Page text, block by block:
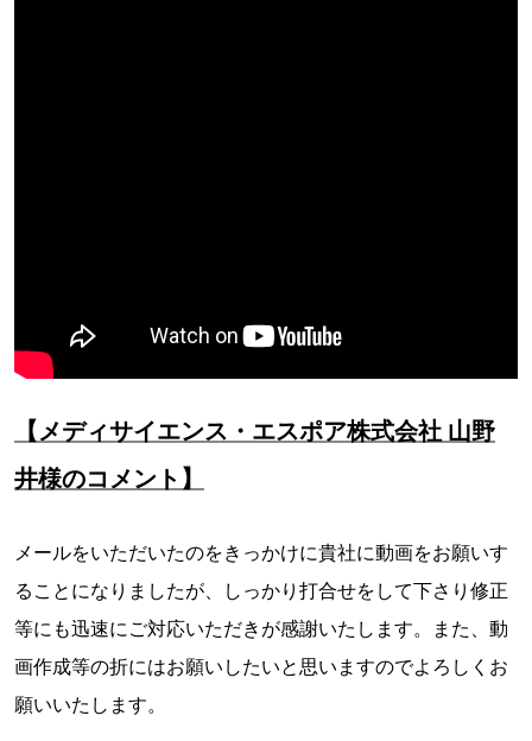
【メディサイエンス・エスポア株式会社 山野
井様のコメント】
メールをいただいたのをきっかけに貴社に動画をお願いす
ることになりましたが、しっかり打合せをして下さり修正
等にも迅速にご対応いただきが感謝いたします。また、動
画作成等の折にはお願いしたいと思いますのでよろしくお
願いいたします。